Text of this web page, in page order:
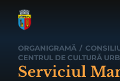
ORGANIGRAMĂ /
CENTRUL DE CULTURĂ
Serviciul